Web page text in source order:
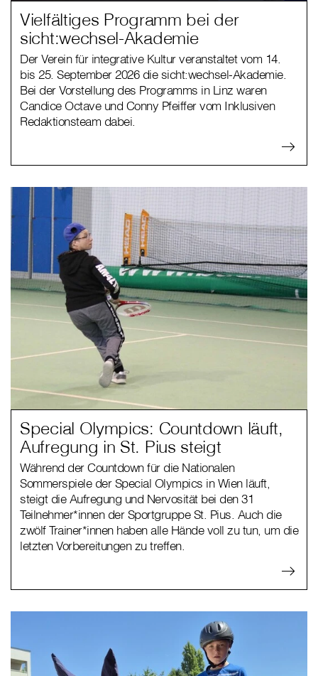
Vielfältiges Programm bei der
sicht:wechsel-Akademie
Der Verein für integrative Kultur veranstaltet vom 14.
bis 25. September 2026 die sicht:wechsel-Akademie.
Bei der Vorstellung des Programms in Linz waren
Candice Octave und Conny Pfeiffer vom Inklusiven
Redaktionsteam dabei.
Special Olympics: Countdown läuft,
Aufregung in St. Pius steigt
Während der Countdown für die Nationalen
Sommerspiele der Special Olympics in Wien läuft,
steigt die Aufregung und Nervosität bei den 31
Teilnehmer*innen der Sportgruppe St. Pius. Auch die
zwölf Trainer*innen haben alle Hände voll zu tun, um die
letzten Vorbereitungen zu treffen.